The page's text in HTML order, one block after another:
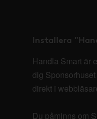
Installera
Handla Smart är
dig
direkt i
Du påminns om